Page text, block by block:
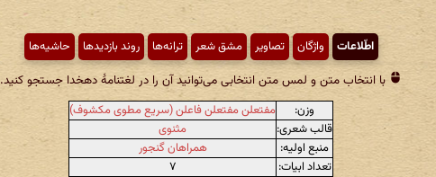
اطّلاعات واژگان تصاویر مشق شعر ترانه‌ها روند بازدیدها حاشیه‌ها
با انتخاب متن و لمس متن انتخابی می‌توانید آن را در لغتنامهٔ دهخدا جستجو کنید.
وزن:
مفتعلن مفتعلن فاعلن (سریع مطوی مکشوف)
قالب شعری:
مثنوی
منبع اولیه:
همراهان گنجور
تعداد ابیات:
۷